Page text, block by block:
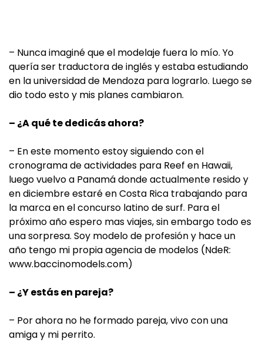
– Nunca imaginé que el modelaje fuera lo mío. Yo
quería ser traductora de inglés y estaba estudiando
en la universidad de Mendoza para lograrlo. Luego se
dio todo esto y mis planes cambiaron.
– ¿A qué te dedicás ahora?
– En este momento estoy siguiendo con el
cronograma de actividades para Reef en Hawaii,
luego vuelvo a Panamá donde actualmente resido y
en diciembre estaré en Costa Rica trabajando para
la marca en el concurso latino de surf. Para el
próximo año espero mas viajes, sin embargo todo es
una sorpresa. Soy modelo de profesión y hace un
año tengo mi propia agencia de modelos (NdeR:
www.baccinomodels.com)
– ¿Y estás en pareja?
– Por ahora no he formado pareja, vivo con una
amiga y mi perrito.